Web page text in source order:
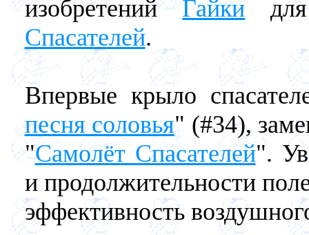
изобретенийГайкидля
Спасателей.
Впервые крыло
песня соловья" (#34),
"Самолёт Спасателей".
и продолжительности
эффективность